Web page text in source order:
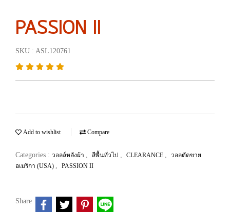
PASSION II
SKU : ASL120761
Add to wishlist Compare
Categories : วอลล์หลังผ้า , สีพื้นทั่วไป , CLEARANCE ,
วอลตัดขาย
อเมริกา (USA) , PASSION II
Share